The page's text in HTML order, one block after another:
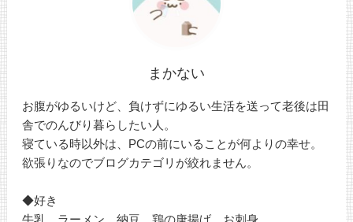
まかない
お腹がゆるいけど、負けずにゆるい生活を送って老後は田
舎でのんびり暮らしたい人。
寝ている時以外は、PCの前にいることが何よりの幸せ。
欲張りなのでブログカテゴリが絞れません。
◆好き
牛乳、ラーメン、納豆、鶏の唐揚げ、お刺身